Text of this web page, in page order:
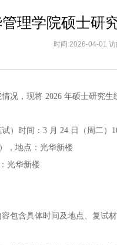
理学院硕士研
时间:2026-04-01
况，现将 2026 年硕士研究
）时间：3 月 24 日（周二）
，地点：光华新楼
光华新楼
包含具体时间及地点、复试